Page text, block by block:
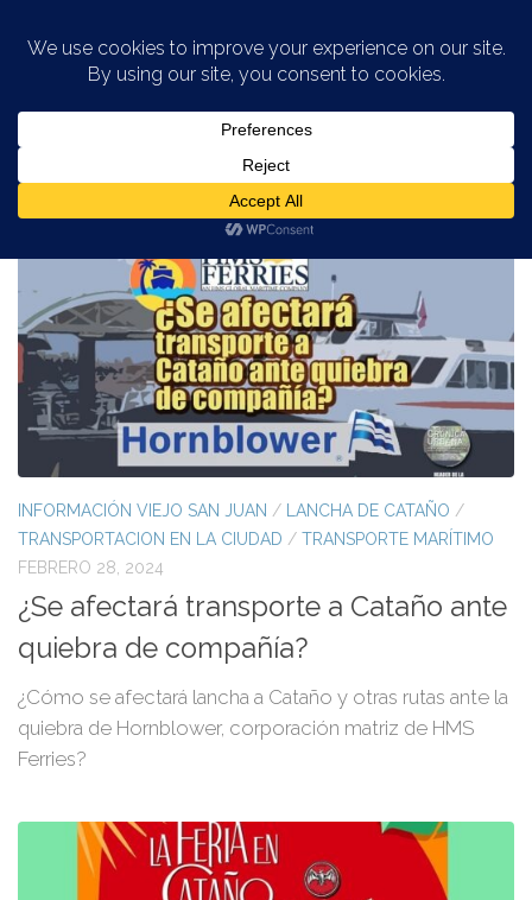
LANCHA DE CATAÑO
INFORMACIÓN VIEJO SAN JUAN / LANCHA DE CATAÑO /
TRANSPORTACION EN LA CIUDAD / TRANSPORTE MARÍTIMO
FEBRERO 28, 2024
¿Se afectará transporte a Cataño ante
quiebra de compañía?
¿Cómo se afectará lancha a Cataño y otras rutas ante la
quiebra de Hornblower, corporación matriz de HMS
Ferries?